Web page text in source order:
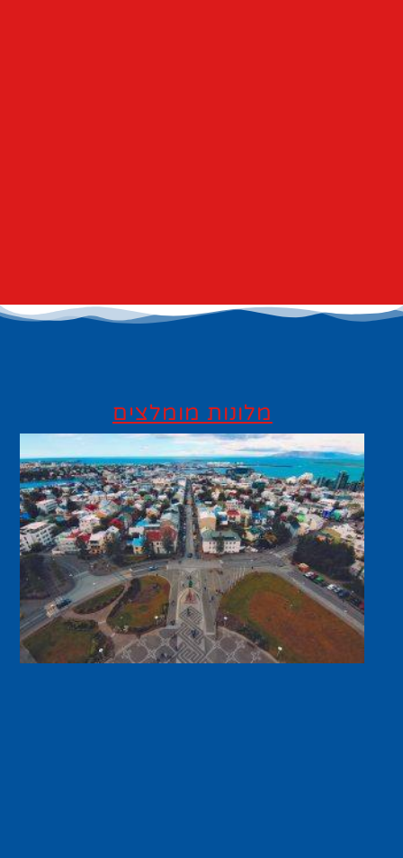
מלונות מומלצים